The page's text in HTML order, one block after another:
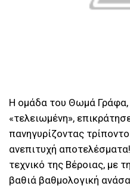
Η ομάδα του Θωμά
«τελειωμένη»,
πανηγυρίζοντας
ανεπιτυχή
τεχνικό της Βέροιας, με
βαθιά βαθμολογική